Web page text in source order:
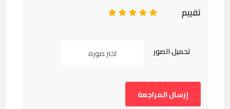
تقييم 5
4
3
2
تحميل الصور اختر صورة